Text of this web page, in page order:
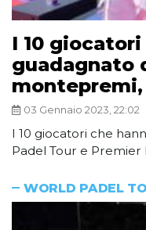
I 10
guadagnato
montepremi,
03 Gennaio 2023, 22:02
I 10 giocatori che
Padel Tour e Premier
WORLD PADEL